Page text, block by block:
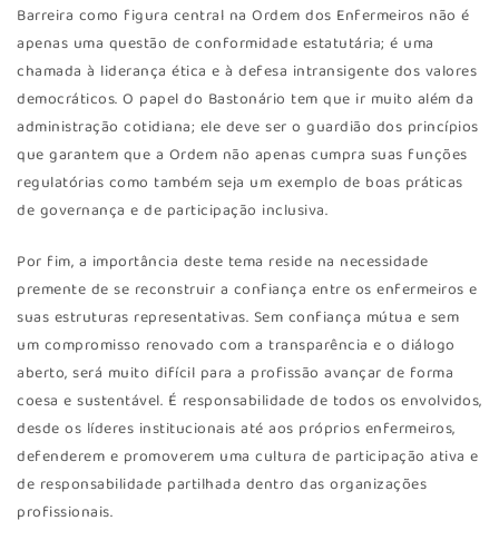
Barreira como figura central na Ordem dos Enfermeiros não é
apenas uma questão de conformidade estatutária; é uma
chamada à liderança ética e à defesa intransigente dos valores
democráticos. O papel do Bastonário tem que ir muito além da
administração cotidiana; ele deve ser o guardião dos princípios
que garantem que a Ordem não apenas cumpra suas funções
regulatórias como também seja um exemplo de boas práticas
de governança e de participação inclusiva.
Por fim, a importância deste tema reside na necessidade
premente de se reconstruir a confiança entre os enfermeiros e
suas estruturas representativas. Sem confiança mútua e sem
um compromisso renovado com a transparência e o diálogo
aberto, será muito difícil para a profissão avançar de forma
coesa e sustentável. É responsabilidade de todos os envolvidos,
desde os líderes institucionais até aos próprios enfermeiros,
defenderem e promoverem uma cultura de participação ativa e
de responsabilidade partilhada dentro das organizações
profissionais.